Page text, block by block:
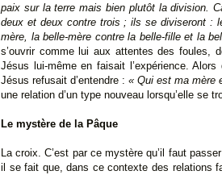
paix sur la terre mais bien plutôt la division.
deux et deux contre trois ; ils se diviseront :
mère, la belle-mère contre la belle-fille et la
s’ouvrir comme lui aux attentes des foules,
Jésus lui-même en faisait l’expérience.
Jésus refusait d’entendre :« Qui est ma mère
une relation d’un type nouveau lorsqu’elle se
Le mystère de la Pâque
La croix. C’est par ce mystère qu’il faut
il se fait que, dans ce contexte des relations